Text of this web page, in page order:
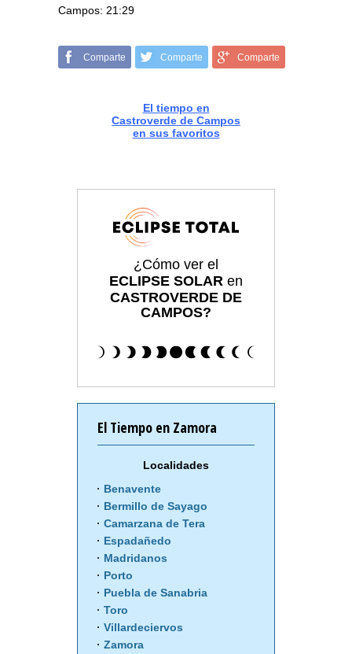
Campos: 21:29
Comparte Comparte Comparte
El tiempo en
Castroverde de Campos
en sus favoritos
¿Cómo ver el
ECLIPSE SOLAR en
CASTROVERDE DE
CAMPOS?
El Tiempo en Zamora
Localidades
Benavente
Bermillo de Sayago
Camarzana de Tera
Espadañedo
Madridanos
Porto
Puebla de Sanabria
Toro
Villardeciervos
Zamora